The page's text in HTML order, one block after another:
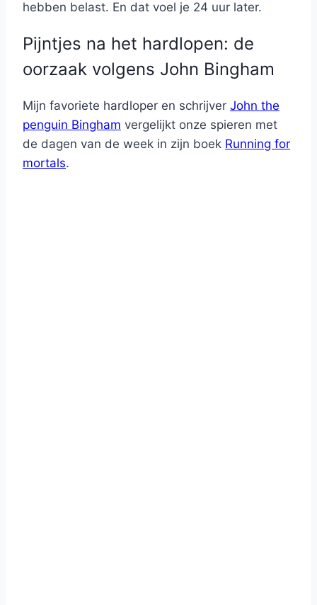
hebben belast. En dat voel je 24 uur later.
Pijntjes na het hardlopen: de
oorzaak volgens John Bingham
Mijn favoriete hardloper en schrijver John the
penguin Bingham vergelijkt onze spieren met
de dagen van de week in zijn boek Running for
mortals.